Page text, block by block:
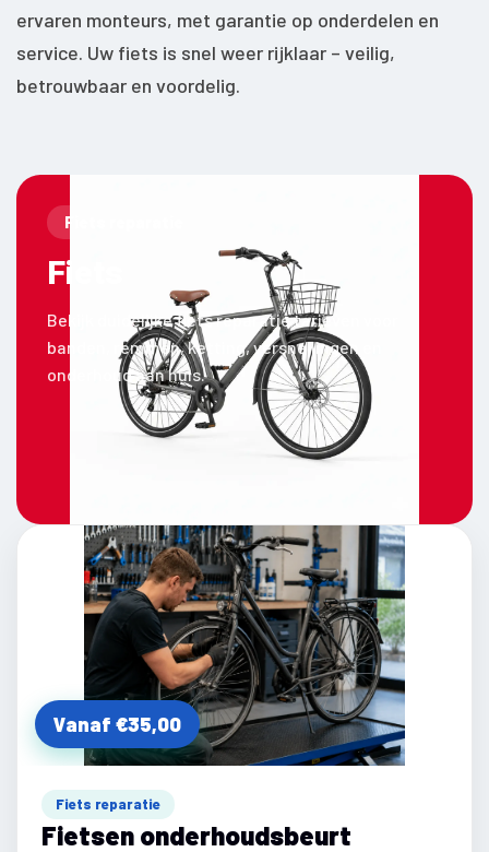
ervaren monteurs, met garantie op onderdelen en
service. Uw fiets is snel weer rijklaar – veilig,
betrouwbaar en voordelig.
Fiets reparatie
Fiets
Bekijk duidelijke fiets reparatie tarieven voor
banden, remmen, ketting, versnellingen en
onderhoud aan huis.
Vanaf €35,00
Fiets reparatie
Fietsen onderhoudsbeurt